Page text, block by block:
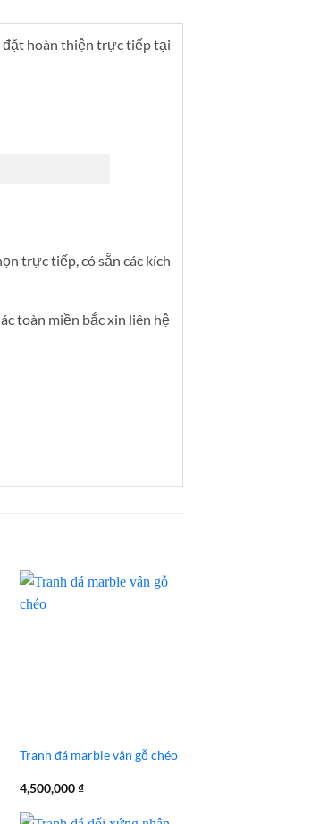
đặt hoàn thiện trực tiếp tại
trực tiếp, có sẵn các kích
toàn miền bắc xin liên hệ
Tranh đá marble vân gỗ chéo
4,500,000₫